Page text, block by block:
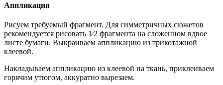
Аппликация
Рисуем требуемый фрагмент. Для симметричных сюжетов
рекомендуется рисовать 1⁄2 фрагмента на сложенном вдвое
листе бумаги. Выкраиваем аппликацию из трикотажной
клеевой.
Накладываем аппликацию из клеевой на ткань, приклеиваем
горячим утюгом, аккуратно вырезаем.